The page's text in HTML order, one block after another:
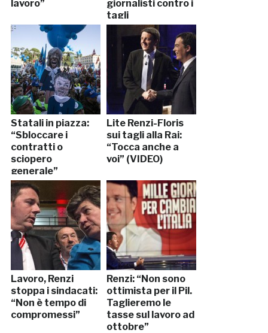
lavoro”
giornalisti contro i
tagli
Statali in piazza:
“Sbloccare i
contratti o
sciopero
generale”
Lite Renzi-Floris
sui tagli alla Rai:
“Tocca anche a
voi” (VIDEO)
Lavoro, Renzi
stoppa i sindacati:
“Non è tempo di
compromessi”
Renzi: “Non sono
ottimista per il Pil.
Taglieremo le
tasse sul lavoro ad
ottobre”